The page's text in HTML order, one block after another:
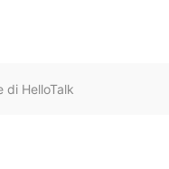
di HelloTalk